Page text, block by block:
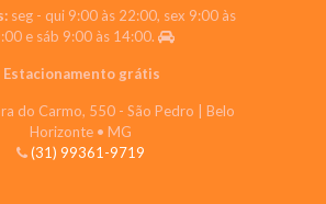
seg - qui 9:00 às 22:00, sex 9:00 às
e sáb 9:00 às 14:00.
Estacionamento grátis
do Carmo, 550 - São Pedro | Belo
Horizonte • MG
(31) 99361-9719